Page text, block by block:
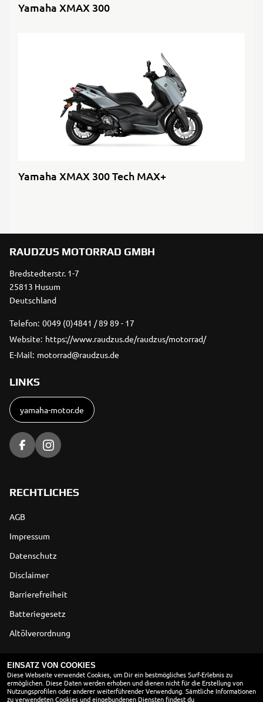
Yamaha XMAX 300
Yamaha XMAX 300 Tech MAX+
RAUDZUS MOTORRAD GMBH
Bredstedterstr. 1-7
25813 Husum
Deutschland
Telefon: 0049 (0)4841 / 89 89 - 17
Website: https://www.raudzus.de/raudzus/motorrad/
E-Mail: motorrad@raudzus.de
LINKS
yamaha-motor.de
RECHTLICHES
AGB
Impressum
Datenschutz
Disclaimer
Barrierefreiheit
Batteriegesetz
Altölverordnung
ÖFFNUNGSZEITEN
Montag:
08:00 - 18:00
Dienstag:
08:00 - 18:00
EINSATZ VON COOKIES
Diese Webseite verwendet Cookies, um Dir ein bestmögliches Surf-Erlebnis zu
ermöglichen. Diese Daten werden erhoben und dienen nicht für die Erstellung von
Nutzungsprofilen oder anderer weiterführender Verwendung. Sämtliche Informationen
zu verwendeten Cookies und eingebundenen Diensten findest du